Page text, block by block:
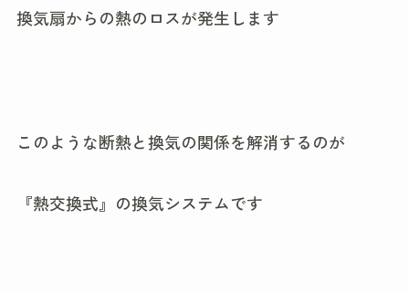
換気扇からの熱のロスが発生します
このような断熱と換気の関係を解消するのが
『熱交換式』の換気システムです